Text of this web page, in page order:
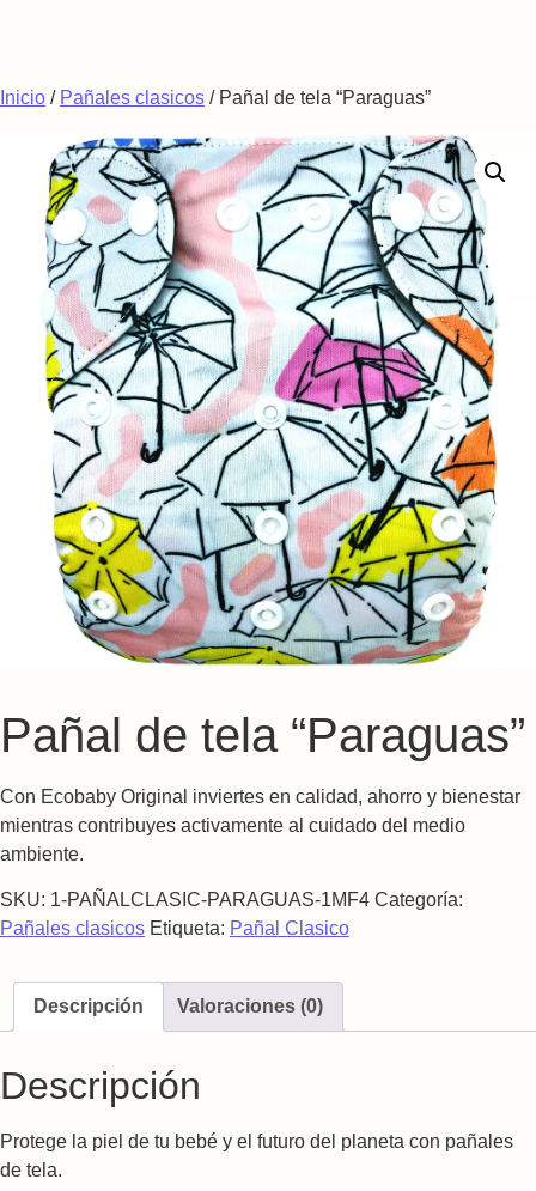
Inicio / Pañales clasicos / Pañal de tela “Paraguas”
Pañal de tela “Paraguas”
Con Ecobaby Original inviertes en calidad, ahorro y bienestar
mientras contribuyes activamente al cuidado del medio
ambiente.
SKU: 1-PAÑALCLASIC-PARAGUAS-1MF4 Categoría:
Pañales clasicos Etiqueta: Pañal Clasico
Descripción Valoraciones (0)
Descripción
Protege la piel de tu bebé y el futuro del planeta con pañales
de tela.